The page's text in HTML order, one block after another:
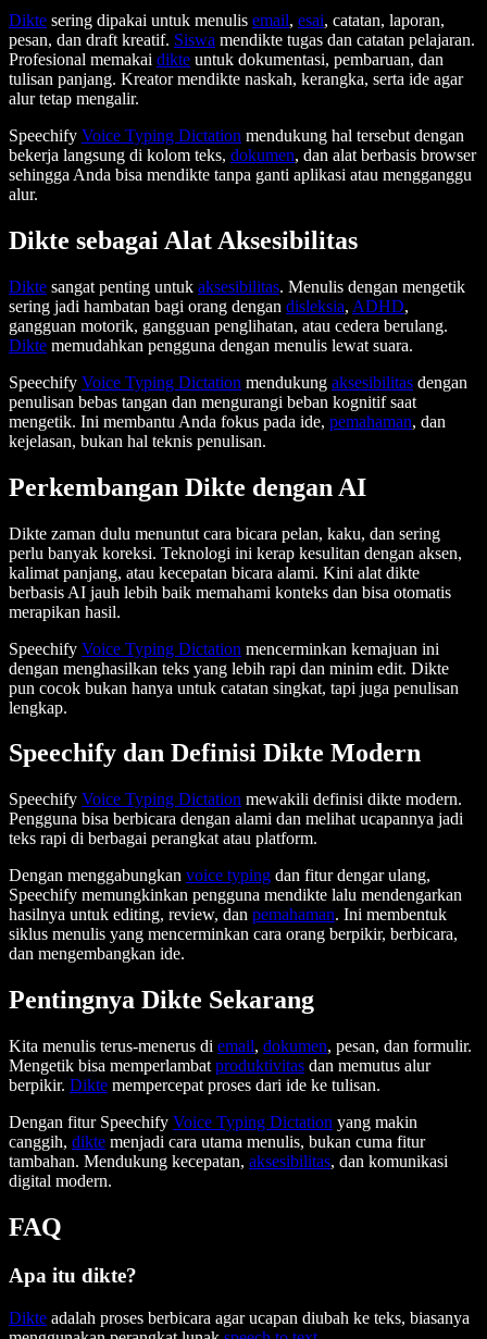
Dikte sering dipakai untuk menulis email, esai, catatan, laporan,
pesan, dan draft kreatif. Siswa mendikte tugas dan catatan pelajaran.
Profesional memakai dikte untuk dokumentasi, pembaruan, dan
tulisan panjang. Kreator mendikte naskah, kerangka, serta ide agar
alur tetap mengalir.
Speechify Voice Typing Dictation mendukung hal tersebut dengan
bekerja langsung di kolom teks, dokumen, dan alat berbasis browser
sehingga Anda bisa mendikte tanpa ganti aplikasi atau mengganggu
alur.
Dikte sebagai Alat Aksesibilitas
Dikte sangat penting untuk aksesibilitas. Menulis dengan mengetik
sering jadi hambatan bagi orang dengan disleksia, ADHD,
gangguan motorik, gangguan penglihatan, atau cedera berulang.
Dikte memudahkan pengguna dengan menulis lewat suara.
Speechify Voice Typing Dictation mendukung aksesibilitas dengan
penulisan bebas tangan dan mengurangi beban kognitif saat
mengetik. Ini membantu Anda fokus pada ide, pemahaman, dan
kejelasan, bukan hal teknis penulisan.
Perkembangan Dikte dengan AI
Dikte zaman dulu menuntut cara bicara pelan, kaku, dan sering
perlu banyak koreksi. Teknologi ini kerap kesulitan dengan aksen,
kalimat panjang, atau kecepatan bicara alami. Kini alat dikte
berbasis AI jauh lebih baik memahami konteks dan bisa otomatis
merapikan hasil.
Speechify Voice Typing Dictation mencerminkan kemajuan ini
dengan menghasilkan teks yang lebih rapi dan minim edit. Dikte
pun cocok bukan hanya untuk catatan singkat, tapi juga penulisan
lengkap.
Speechify dan Definisi Dikte Modern
Speechify Voice Typing Dictation mewakili definisi dikte modern.
Pengguna bisa berbicara dengan alami dan melihat ucapannya jadi
teks rapi di berbagai perangkat atau platform.
Dengan menggabungkan voice typing dan fitur dengar ulang,
Speechify memungkinkan pengguna mendikte lalu mendengarkan
hasilnya untuk editing, review, dan pemahaman. Ini membentuk
siklus menulis yang mencerminkan cara orang berpikir, berbicara,
dan mengembangkan ide.
Pentingnya Dikte Sekarang
Kita menulis terus-menerus di email, dokumen, pesan, dan formulir.
Mengetik bisa memperlambat produktivitas dan memutus alur
berpikir. Dikte mempercepat proses dari ide ke tulisan.
Dengan fitur Speechify Voice Typing Dictation yang makin
canggih, dikte menjadi cara utama menulis, bukan cuma fitur
tambahan. Mendukung kecepatan, aksesibilitas, dan komunikasi
digital modern.
FAQ
Apa itu dikte?
Dikte adalah proses berbicara agar ucapan diubah ke teks, biasanya